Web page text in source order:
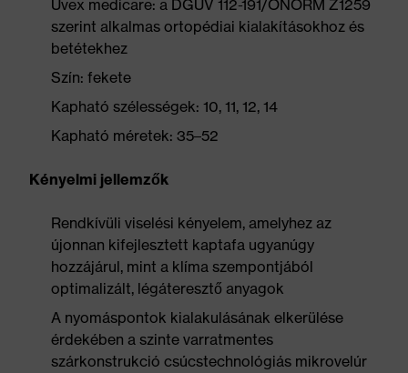
Uvex medicare: a DGUV 112-191/ÖNORM Z1259
szerint alkalmas ortopédiai kialakításokhoz és
betétekhez
Szín: fekete
Kapható szélességek: 10, 11, 12, 14
Kapható méretek: 35–52
Kényelmi jellemzők
Rendkívüli viselési kényelem, amelyhez az
újonnan kifejlesztett kaptafa ugyanúgy
hozzájárul, mint a klíma szempontjából
optimalizált, légáteresztő anyagok
A nyomáspontok kialakulásának elkerülése
érdekében a szinte varratmentes
szárkonstrukció csúcstechnológiás mikrovelúr